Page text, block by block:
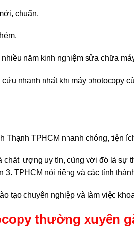
chuẩn.
năm kinh nghiệm sửa chữa
nhanh nhất khi máy photocopy
Thạnh TPHCM nhanh chóng, tiện
chất lượng uy tín, cùng với đó là sự
3. TPHCM nói riêng và các tỉnh
tạo chuyên nghiệp và làm việc
thường xuyên